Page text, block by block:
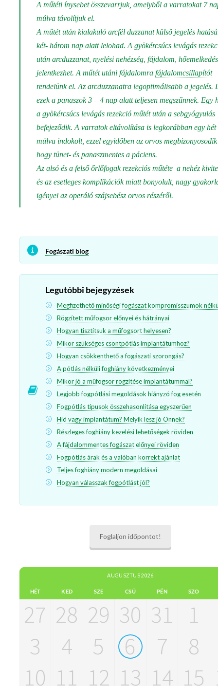
A műtéti ínysebet összevarrjuk, amelyből a varratokat 7
múlva távolítjuk el.
A műtét után kialakuló arcfél duzzanat külső jegelés
két- három nap alatt lelohad. A gyökércsúcs levágás
után arcduzzanat, nyelési nehézség, fájdalom, hőemelkedés
jelentkezhet. A műtét utáni fájdalomra fájdalomcsillapítót
rendelünk el. Az arcduzzanatra legoptimálisabb a jegelés.
ezek a panaszok 3 – 4 nap alatt teljesen megszűnnek. Egy
a gyökércsúcs levágás rezekció műtét után a sebgyógyulás
befejeződik. A varratok eltávolítása is legkorábban egy hét
múlva indokolt, ezzel egyidőben az orvos
hogy tünet- és panaszmentes a páciens.
Az alsó és a felső őrlőfogak rezekciós műtéte a nehéz
és az esetleges komplikációk miatt bonyolult, nagy
igényel az operáló szájsebész orvos részéről.
Fogászati blog
Legutóbbi bejegyzések
Megfizethető minőségi fogászat kompromisszumok
Rögzített műfogsor előnyei és hátrányai
Hogyan tisztítsuk a műfogsort helyesen?
Mikor szükséges csontpótlás implantátumhoz?
Hogyan csökkenthető a fogászati szorongás?
A pótlás nélküli foghiány következményei
Mikor jó a műfogsor rögzítése implantátummal?
Legjobb fogpótlási megoldások hiányzó fog esetén
Fogpótlás típusok összehasonlítása egyszerűen
Híd vagy implantátum? Melyik lesz jó Önnek?
Részleges foghiány kezelési lehetőségek röviden
A fájdalommentes fogászat előnyei röviden
Fogpótlás árak és a valóban korrekt ajánlat
Teljes foghiány modern megoldásai
Hogyan válasszak fogpótlást jól?
Foglaljon időpontot!
AUGUSZTUS 2026
HÉT KED SZE CSÜ PÉN SZO
27 28 29 30 31
1
3
4 5 6 7
8
10 11 12 13 14 15